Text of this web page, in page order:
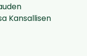
Kansallisen